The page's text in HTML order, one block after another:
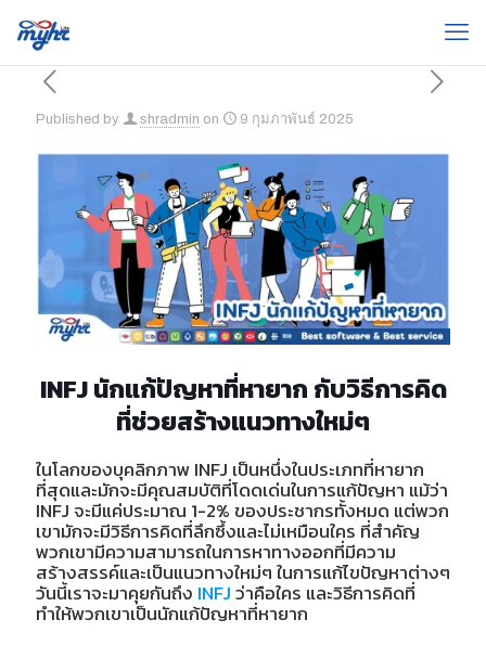
Published by shradmin on 9 กุมภาพันธ์ 2025
INFJ นักแก้ปัญหาที่หายาก กับวิธีการคิด
ที่ช่วยสร้างแนวทางใหม่ๆ
ในโลกของบุคลิกภาพ INFJ เป็นหนึ่งในประเภทที่หายาก
ที่สุดและมักจะมีคุณสมบัติที่โดดเด่นในการแก้ปัญหา แม้ว่า
INFJ จะมีแค่ประมาณ 1-2% ของประชากรทั้งหมด แต่พวก
เขามักจะมีวิธีการคิดที่ลึกซึ้งและไม่เหมือนใคร ที่สำคัญ
พวกเขามีความสามารถในการหาทางออกที่มีความ
สร้างสรรค์และเป็นแนวทางใหม่ๆ ในการแก้ไขปัญหาต่างๆ
วันนี้เราจะมาคุยกันถึง INFJว่าคือใคร และวิธีการคิดที่
ทำให้พวกเขาเป็นนักแก้ปัญหาที่หายาก